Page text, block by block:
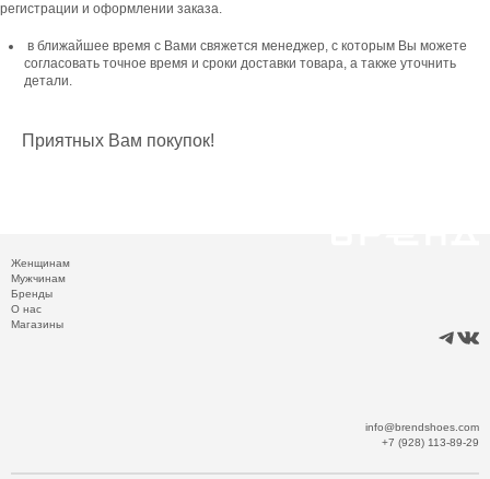
регистрации и оформлении заказа.
в ближайшее время с Вами свяжется менеджер, с которым Вы можете
согласовать точное время и сроки доставки товара, а также уточнить
детали.
Приятных Вам покупок!
Женщинам
Мужчинам
Бренды
О нас
Магазины
info@brendshoes.com
+7 (928) 113-89-29